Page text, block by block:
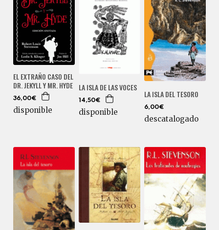
EL EXTRAÑO CASO DEL
DR. JEKYLL Y MR. HYDE
36,00€
disponible
LA ISLA DE LAS VOCES
14,50€
disponible
LA ISLA DEL TESORO
6,00€
descatalogado